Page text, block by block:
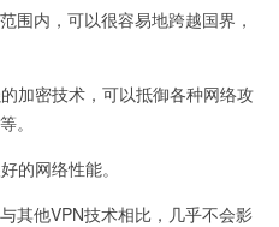
内，可以很容易地跨越国界，
密技术，可以抵御各种网络攻
。
网络性能。
他VPN技术相比，几乎不会影